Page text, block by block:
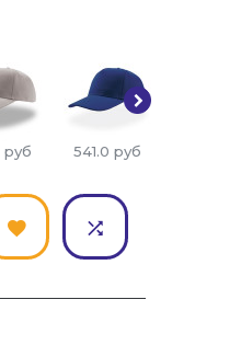
руб 541.0 руб